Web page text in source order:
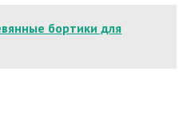
бортики для